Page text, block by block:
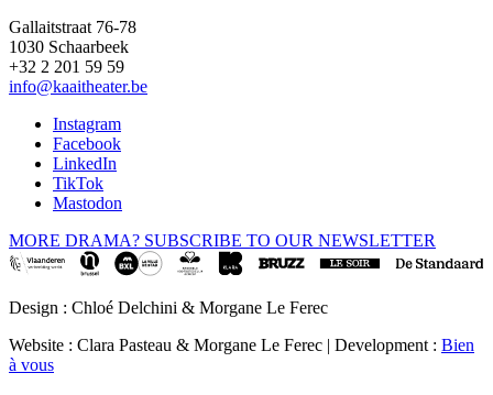
Gallaitstraat 76-78
1030 Schaarbeek
+32 2 201 59 59
info@kaaitheater.be
Instagram
Facebook
LinkedIn
TikTok
Mastodon
MORE DRAMA? SUBSCRIBE TO OUR NEWSLETTER
Design : Chloé Delchini & Morgane Le Ferec
Website : Clara Pasteau & Morgane Le Ferec | Development : Bien
à vous